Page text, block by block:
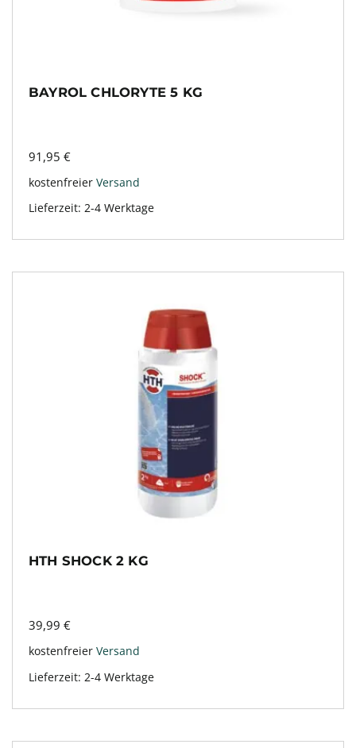
BAYROL CHLORYTE 5 KG
91,95 €
kostenfreier Versand
Lieferzeit: 2-4 Werktage
HTH SHOCK 2 KG
39,99 €
kostenfreier Versand
Lieferzeit: 2-4 Werktage